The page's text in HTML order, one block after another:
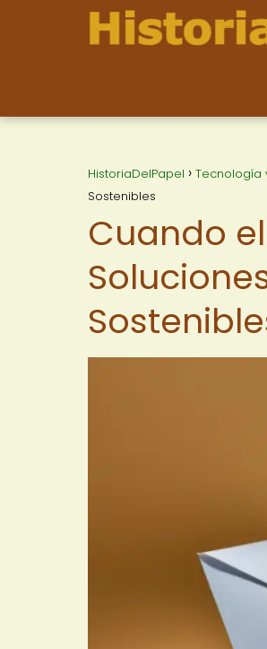
HistoriaDelPapel Tecnología
Sostenibles
Cuando